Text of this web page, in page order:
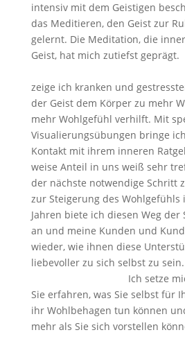
intensiv mit dem Geistigen
das Meditieren, den Geist zur
gelernt. Die Meditation, die
Geist, hat mich zutiefst
zeige ich kranken und
der Geist dem Körper zu mehr
mehr Wohlgefühl verhilft. Mit
Visualierungsübungen bringe
Kontakt mit ihrem inneren
weise Anteil in uns weiß sehr
der nächste notwendige Schritt
zur Steigerung des Wohlgefühls
Jahren biete ich diesen Weg
an und meine Kunden und
wieder, wie ihnen diese
liebevoller zu sich selbst
Ich setze mich
Sie erfahren, was Sie selbst für
ihr Wohlbehagen tun können
mehr als Sie sich vorstellen